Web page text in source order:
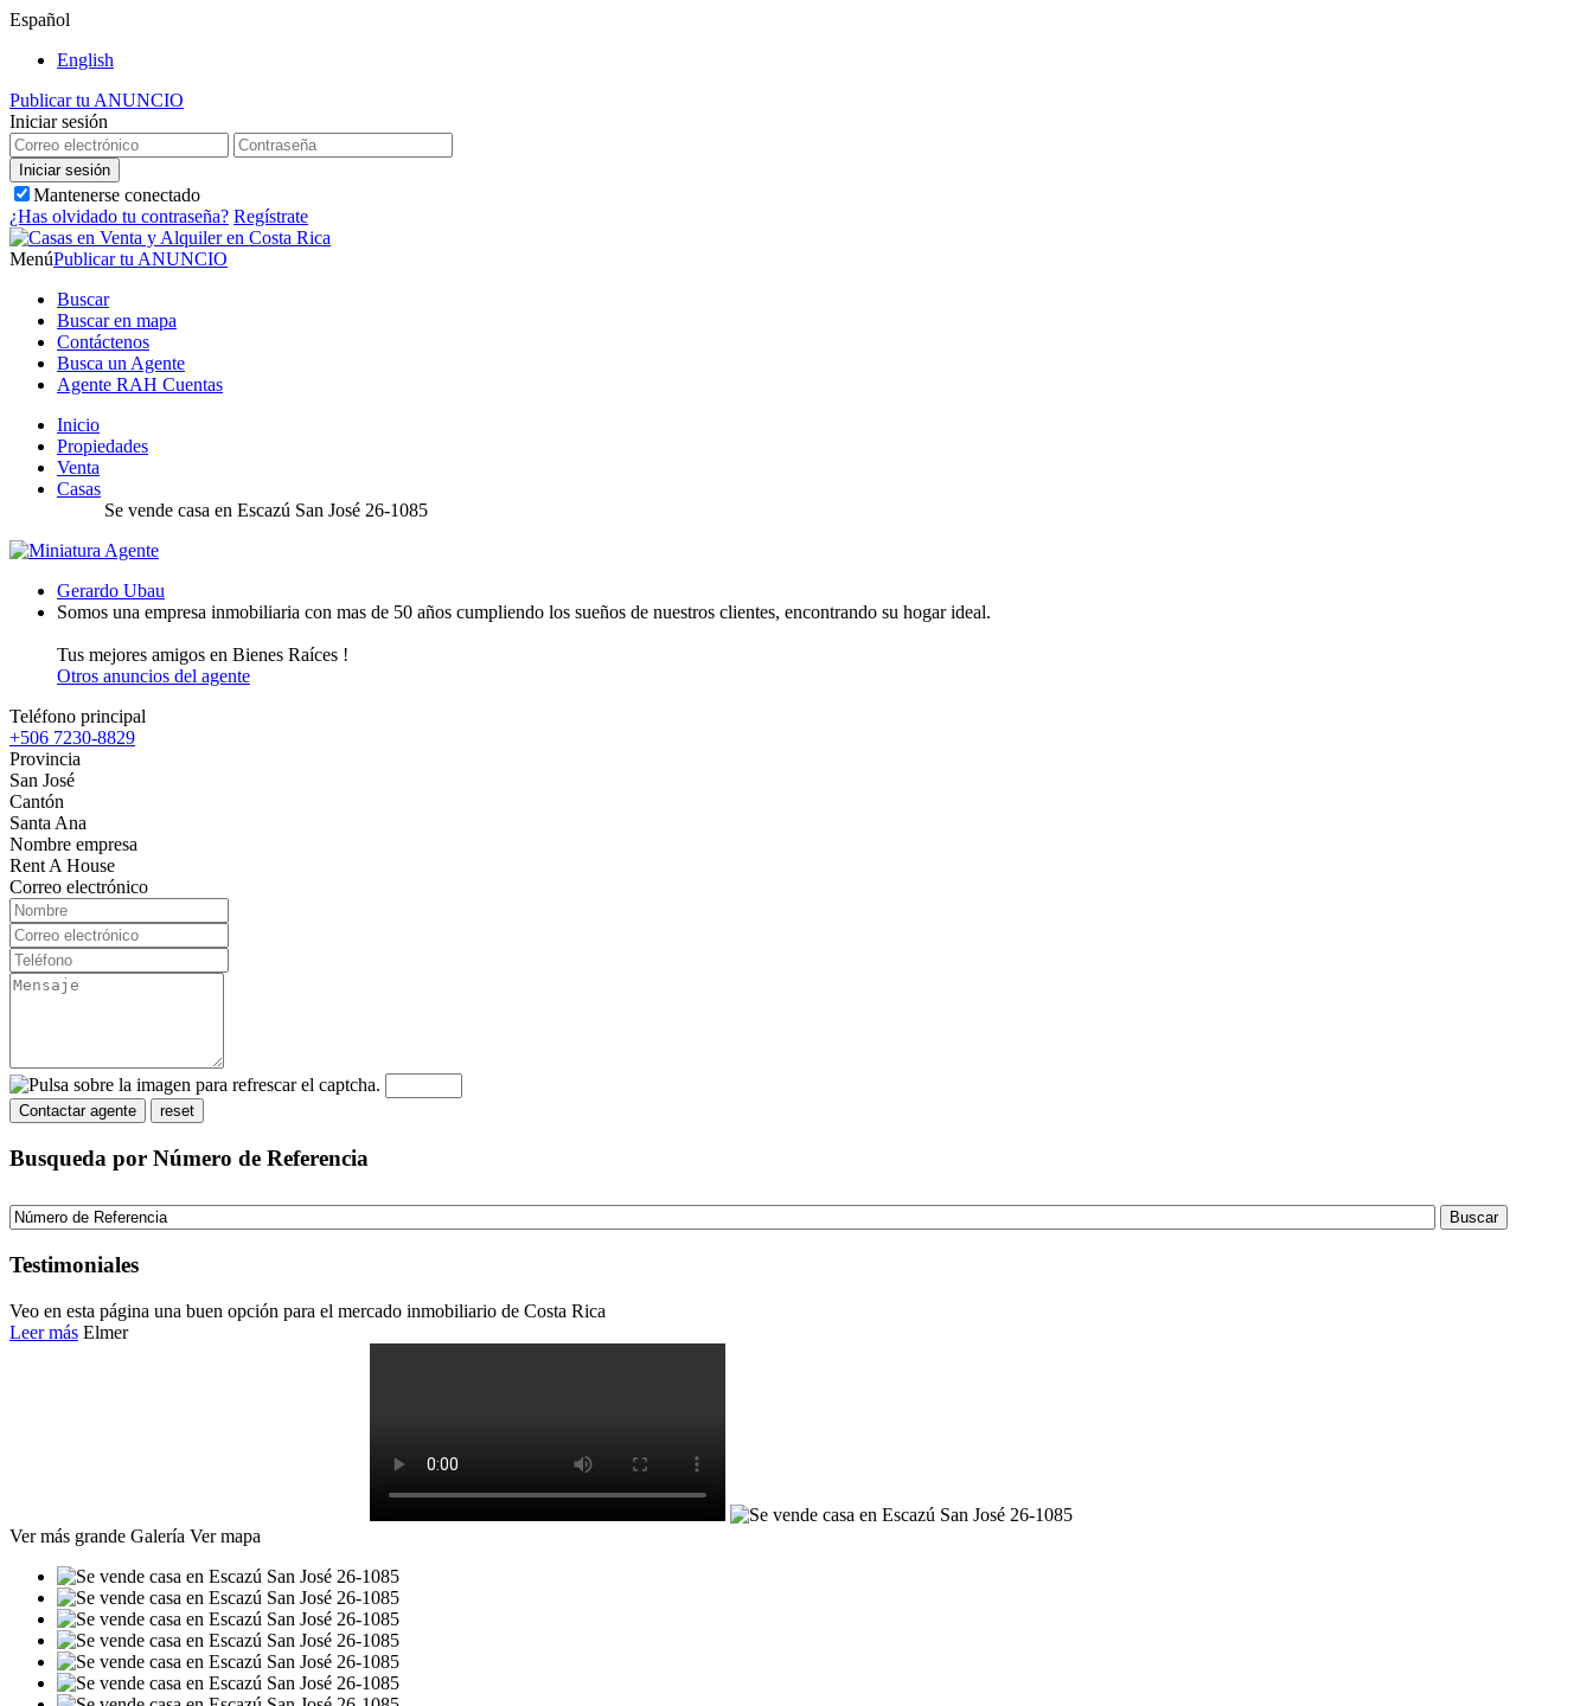
Español
English
Publicar tu ANUNCIO
Iniciar sesión
Mantenerse conectado
¿Has olvidado tu contraseña? Regístrate
MenúPublicar tu ANUNCIO
Buscar
Buscar en mapa
Contáctenos
Busca un Agente
Agente RAH Cuentas
Inicio
Propiedades
Venta
Casas
Se vende casa en Escazú San José 26-1085
Gerardo Ubau
Somos una empresa inmobiliaria con mas de 50 años cumpliendo los sueños de nuestros clientes, encontrando su hogar ideal.
Tus mejores amigos en Bienes Raíces !
Otros anuncios del agente
Teléfono principal
+506 7230-8829
Provincia
San José
Cantón
Santa Ana
Nombre empresa
Rent A House
Correo electrónico
Busqueda por Número de Referencia
Testimoniales
Veo en esta página una buen opción para el mercado inmobiliario de Costa Rica
Leer más Elmer
Ver más grande Galería Ver mapa